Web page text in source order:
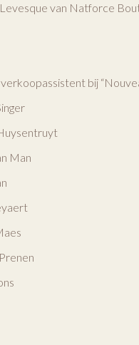
van Natforce
verkoopassistent bij
Man